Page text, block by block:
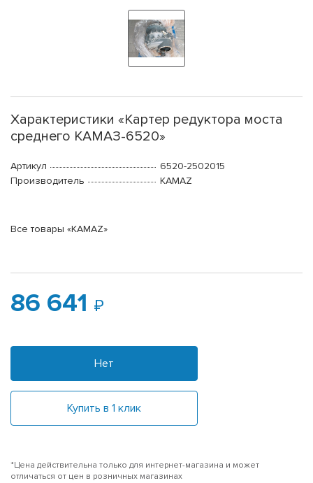
Характеристики «Картер редуктора моста
среднего КАМАЗ-6520»
Артикул
6520-2502015
Производитель
KAMAZ
Все товары «KAMAZ»
86 641
Нет
Купить в 1 клик
*Цена действительна только для интернет-магазина и может
отличаться от цен в розничных магазинах